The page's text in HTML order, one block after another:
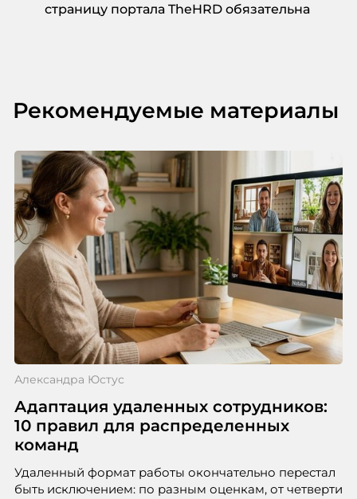
страницу портала TheHRD обязательна
Рекомендуемые материалы
Александра Юстус
Адаптация удаленных сотрудников:
10 правил для распределенных
команд
Удаленный формат работы окончательно перестал
быть исключением: по разным оценкам, от четверти